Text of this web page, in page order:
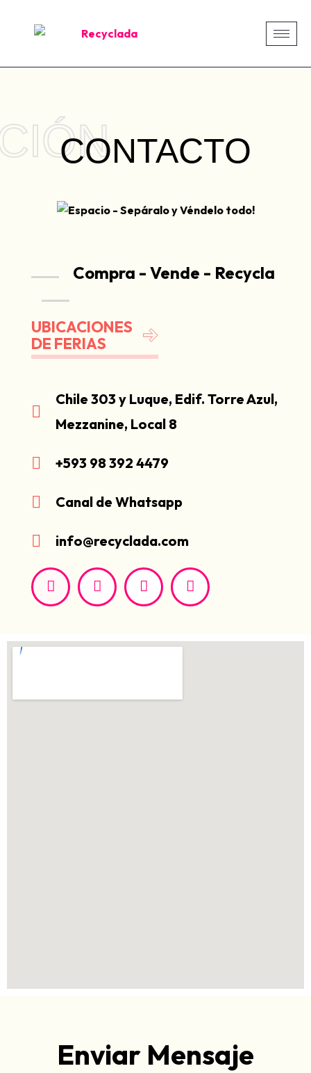
CONTACTO
Compra - Vende - Recycla
UBICACIONES
DE FERIAS
Chile 303 y Luque, Edif. Torre Azul,
Mezzanine, Local 8
+593 98 392 4479
Canal de Whatsapp
info@recyclada.com
Enviar Mensaje